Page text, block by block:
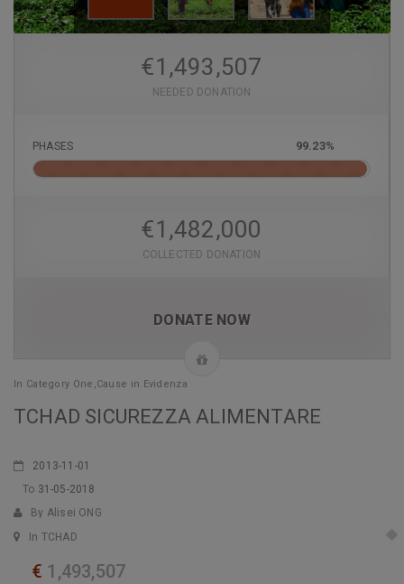
€1,493,507
NEEDED DONATION
PHASES 99.23%
€1,482,000
COLLECTED DONATION
DONATE NOW
In Category One ,Cause in Evidenza
TCHAD SICUREZZA ALIMENTARE
2013-11-01
To 31-05-2018
By Alisei ONG
In TCHAD
€ 1,493,507